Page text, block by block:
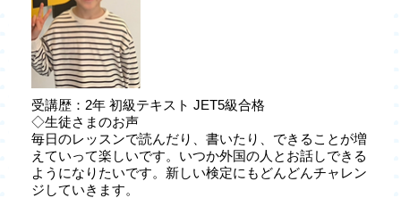
受講歴：2年 初級テキスト JET5級合格
◇生徒さまのお声
毎日のレッスンで読んだり、書いたり、できることが増
えていって楽しいです。いつか外国の人とお話しできる
ようになりたいです。新しい検定にもどんどんチャレン
ジしていきます。